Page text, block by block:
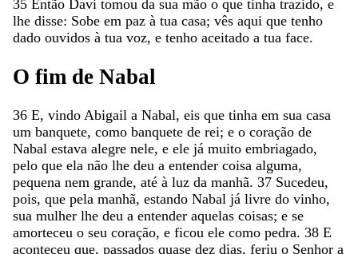
35 Então Davi tomou da sua mão o que tinha trazido, e
lhe disse: Sobe em paz à tua casa; vês aqui que tenho
dado ouvidos à tua voz, e tenho aceitado a tua face.
O fim de Nabal
36 E, vindo Abigail a Nabal, eis que tinha em sua casa
um banquete, como banquete de rei; e o coração de
Nabal estava alegre nele, e ele já muito embriagado,
pelo que ela não lhe deu a entender coisa alguma,
pequena nem grande, até à luz da manhã. 37 Sucedeu,
pois, que pela manhã, estando Nabal já livre do vinho,
sua mulher lhe deu a entender aquelas coisas; e se
amorteceu o seu coração, e ficou ele como pedra. 38 E
aconteceu que, passados quase dez dias, feriu o Senhor a